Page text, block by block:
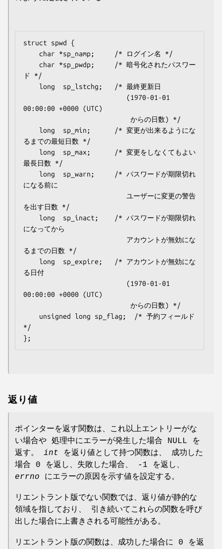
struct spwd {
ド */
00:00:00 +0000 (UTC)
るまでの最短日数 */
最長日数 */
になる前に
を出す日数 */
になってから
るまでの日数 */
る日付
00:00:00 +0000 (UTC)
*/
返り値
ポインターを返す関数は、これ以上エントリーがな
い場合や 処理中にエラーが発生した場合 NULL を
返す。 int を返り値として持つ関数は、 成功した
場合 0 を返し、失敗した場合、 -1 を返し、
errno にエラーの原因を示す値を設定する。
リエントラント版でない関数では、返り値が静的な
領域を指しており、 引き続いてこれらの関数を呼び
出した場合に上書きされる可能性がある。
リエントラント版の関数は、成功した場合に 0 を返